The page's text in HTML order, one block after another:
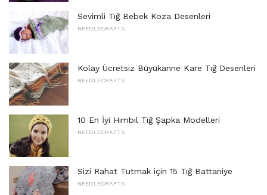
Sevimli Tığ Bebek Koza Desenleri
NEEDLECRAFTS
Kolay Ücretsiz Büyükanne Kare Tığ Desenleri
NEEDLECRAFTS
10 En İyi Hımbıl Tığ Şapka Modelleri
NEEDLECRAFTS
Sizi Rahat Tutmak için 15 Tığ Battaniye
NEEDLECRAFTS